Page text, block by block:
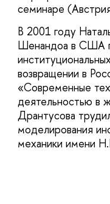
семинаре
В 2001 году
Шенандоа в США
возвращении в
«Современные
деятельностью в
Дрантусова
моделирования
механики имени